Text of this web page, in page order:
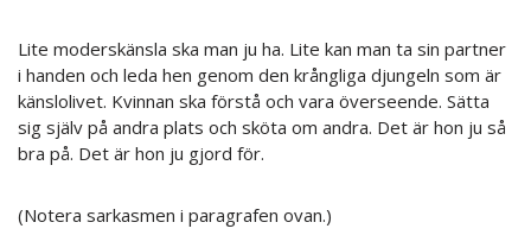
Lite moderskänsla ska man ju ha. Lite kan man ta sin partner
i handen och leda hen genom den krångliga djungeln som är
känslolivet. Kvinnan ska förstå och vara överseende. Sätta
sig själv på andra plats och sköta om andra. Det är hon ju så
bra på. Det är hon ju gjord för.
(Notera sarkasmen i paragrafen ovan.)